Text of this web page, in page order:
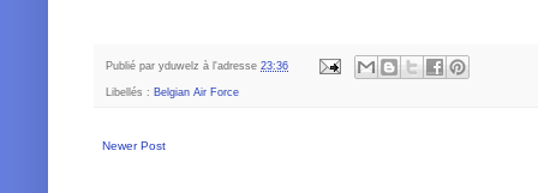
Publié par yduwelz à l'adresse 23:36
Libellés : Belgian Air Force
Newer Post